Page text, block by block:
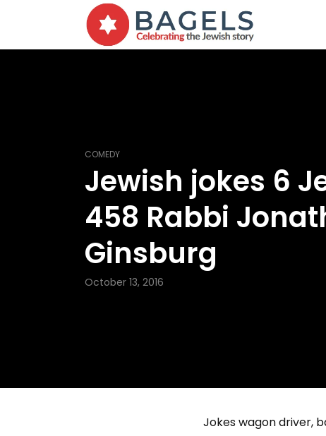
COMEDY
Jewish jokes 6
458 Rabbi
Ginsburg
October 13, 2016
Jokes wagon driver,